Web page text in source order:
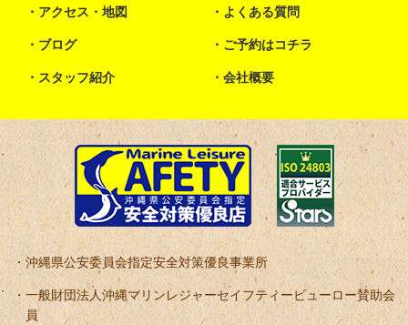
アクセス・地図 よくある質問
ブログ ご予約はコチラ
スタッフ紹介 会社概要
沖縄県公安委員会指定安全対策優良事業所
一般財団法人沖縄マリンレジャーセイフティービューロー賛助会
員